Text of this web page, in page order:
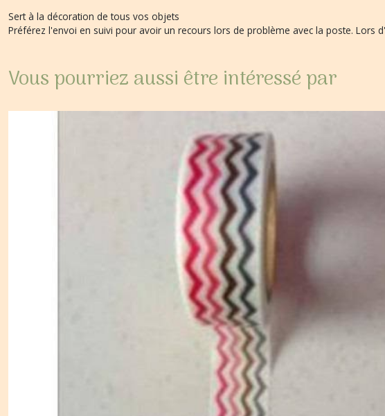
Sert à la décoration de tous vos objets
Préférez l'envoi en suivi pour avoir un recours lors de problème avec la poste.
Vous pourriez aussi être intéressé par